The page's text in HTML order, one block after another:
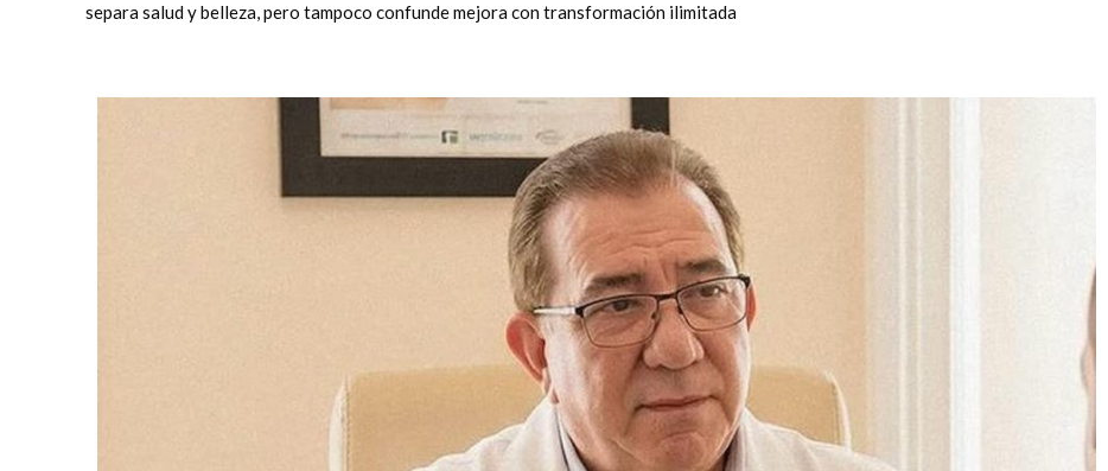
separa salud y belleza, pero tampoco confunde mejora con transformación ilimitada